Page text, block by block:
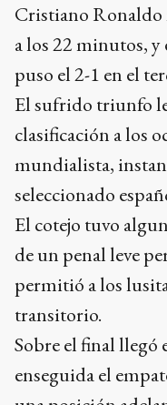
Cristiano Ronaldo
a los 22 minutos,
puso el 2-1 en el
El sufrido triunfo
clasificación a los
mundialista,
seleccionado
El cotejo tuvo
de un penal leve
permitió a los
transitorio.
Sobre el final llegó
enseguida el